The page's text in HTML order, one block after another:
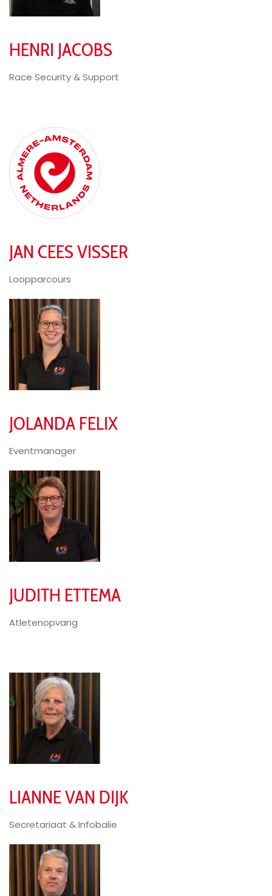
HENRI JACOBS
Race Security & Support
JAN CEES VISSER
Loopparcours
JOLANDA FELIX
Eventmanager
JUDITH ETTEMA
Atletenopvang
LIANNE VAN DIJK
Secretariaat & Infobalie